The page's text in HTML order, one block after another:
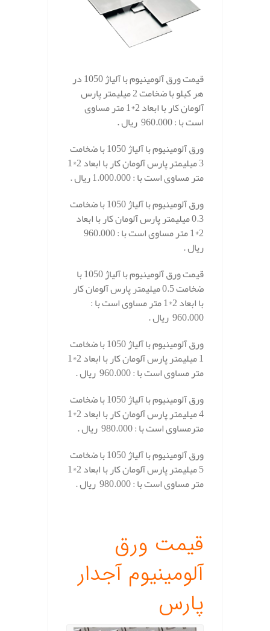
قیمت ورق آلومینیوم با آلیاژ 1050 در
هر کیلو با ضخامت 2 میلیمتر پارس
آلومان کار با ابعاد 2*1 متر مساوی
است با : 960.000 ریال .
ورق آلومینیوم با آلیاژ 1050 با ضخامت
3 میلیمتر پارس آلومان کار با ابعاد 2*1
متر مساوی است با : 1.000.000 ریال .
ورق آلومینیوم با آلیاژ 1050 با ضخامت
0.3 میلیمتر پارس آلومان کار با ابعاد
ریال .
قیمت ورق آلومینیوم با آلیاژ 1050 با
ضخامت 0.5 میلیمتر پارس آلومان کار
با ابعاد 2*1 متر مساوی است با :
960.000 ریال .
ورق آلومینیوم با آلیاژ 1050 با ضخامت
1 میلیمتر پارس آلومان کار با ابعاد 2*1
متر مساوی است با : 960.000 ریال .
ورق آلومینیوم با آلیاژ 1050 با ضخامت
4 میلیمتر پارس آلومان کار با ابعاد 2*1
مترمساوی است با : 980.000 ریال .
ورق آلومینیوم با آلیاژ 1050 با ضخامت
5 میلیمتر پارس آلومان کار با ابعاد 2*1
متر مساوی است با : 980.000 ریال .
قیمت ورق
آلومینیوم آجدار
پارس